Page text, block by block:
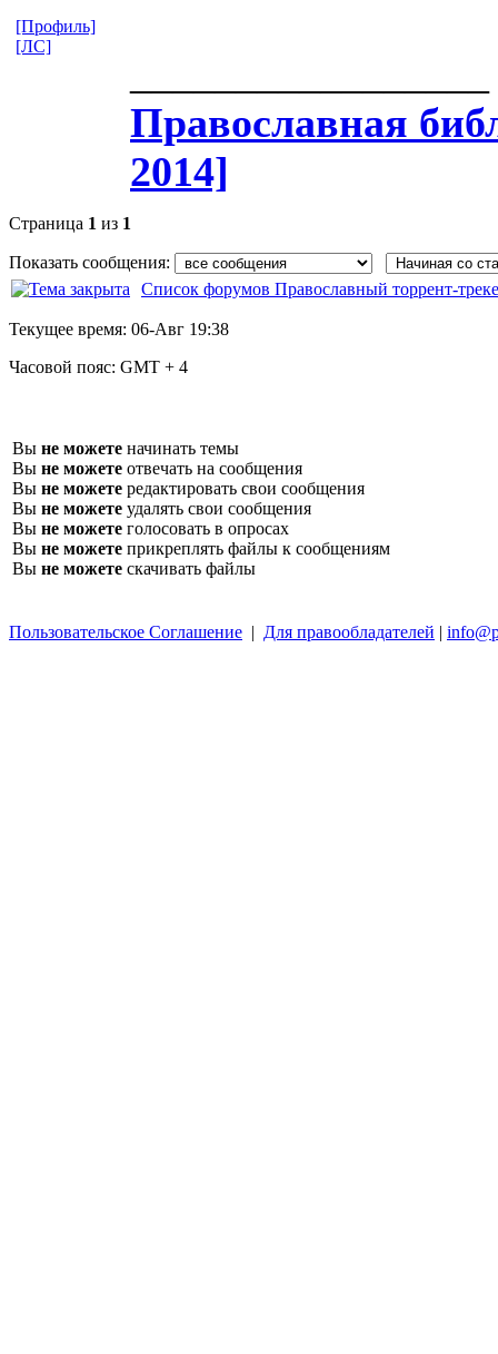
Православная​
2014]
[Профиль]
[ЛС]
Страница 1 из 1
Показать сообщения:
Список форумов Православный торрент-
Текущее время: 06-Авг 19:38
Часовой пояс: GMT + 4
Вы не можете начинать темы
Вы не можете отвечать на сообщения
Вы не можете редактировать свои сообщения
Вы не можете удалять свои сообщения
Вы не можете голосовать в опросах
Вы не можете прикреплять файлы к сообщениям
Вы не можете скачивать файлы
Пользовательское Соглашение | Для правообладателей |